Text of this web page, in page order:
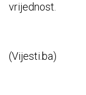
vrijednost.
(Vijesti.ba)